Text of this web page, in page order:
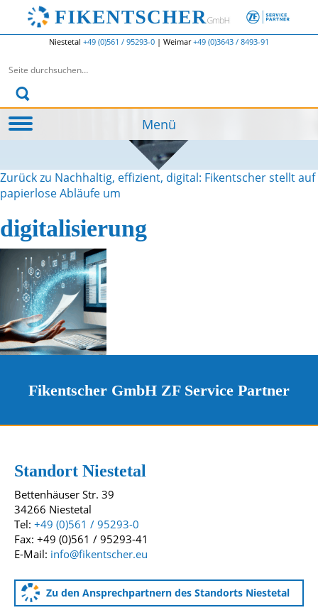
Niestetal +49 (0)561 / 95293-0 | Weimar+49 (0)3643 / 8493-91
Suchen nach:
Menü
Zurück zu Nachhaltig, effizient, digital: Fikentscher stellt auf
papierlose Abläufe um
digitalisierung
Fikentscher GmbH ZF Service Partner
Standort Niestetal
Bettenhäuser Str. 39
34266 Niestetal
Tel: +49 (0)561 / 95293-0
Fax: +49 (0)561 / 95293-41
E-Mail: info@fikentscher.eu
Zu den Ansprechpartnern des Standorts Niestetal